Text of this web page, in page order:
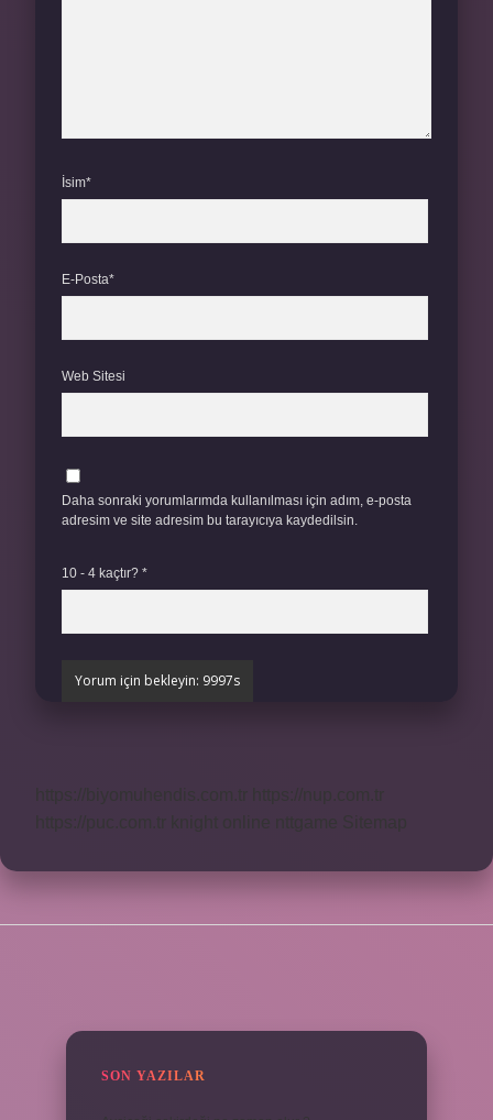
İsim*
E-Posta*
Web Sitesi
Daha sonraki yorumlarımda kullanılması için adım, e-posta
adresim ve site adresim bu tarayıcıya kaydedilsin.
10 - 4 kaçtır? *
SON YAZILAR